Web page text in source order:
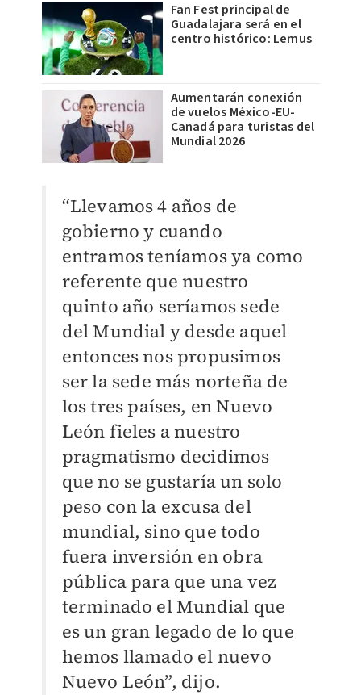
Fan Fest principal de
Guadalajara será en el
centro histórico: Lemus
Aumentarán conexión
de vuelos México-EU-
Canadá para turistas del
Mundial 2026
“Llevamos 4 años de
gobierno y cuando
entramos teníamos ya como
referente que nuestro
quinto año seríamos sede
del Mundial y desde aquel
entonces nos propusimos
ser la sede más norteña de
los tres países, en Nuevo
León fieles a nuestro
pragmatismo decidimos
que no se gustaría un solo
peso con la excusa del
mundial, sino que todo
fuera inversión en obra
pública para que una vez
terminado el Mundial que
es un gran legado de lo que
hemos llamado el nuevo
Nuevo León”, dijo.